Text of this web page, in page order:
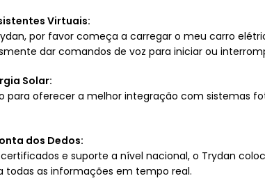
Virtuais:
por favor começa a carregar o meu carro
dar comandos de voz para iniciar ou
Solar:
para oferecer a melhor integração com sistemas
dos Dedos:
e suporte a nível nacional, o Trydan
todas as informações em tempo real.